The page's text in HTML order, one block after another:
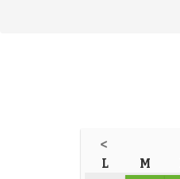
<
L M